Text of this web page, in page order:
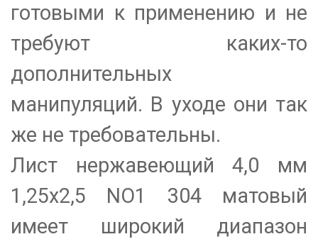
готовыми к применению и не
требуют каких-то
дополнительных
манипуляций. В уходе они так
же не требовательны.
Лист нержавеющий 4,0 мм
1,25х2,5 NO1 304 матовый
имеет широкий диапазон